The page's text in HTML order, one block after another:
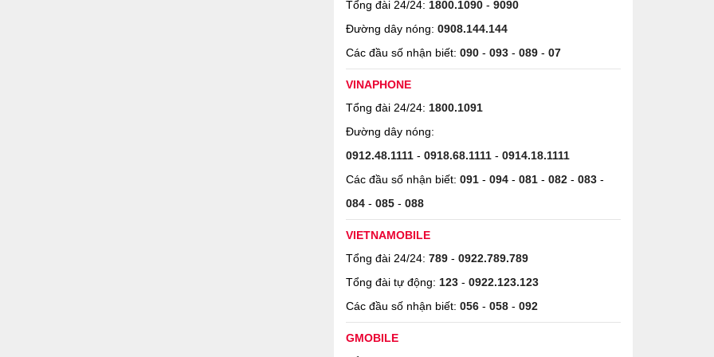
Tổng đài 24/24: 1800.1090 - 9090
Đường dây nóng: 0908.144.144
Các đầu số nhận biết: 090 - 093 - 089 - 07
VINAPHONE
Tổng đài 24/24: 1800.1091
Đường dây nóng:
0912.48.1111 - 0918.68.1111 - 0914.18.1111
Các đầu số nhận biết: 091 - 094 - 081 - 082 - 083 -
084 - 085 - 088
VIETNAMOBILE
Tổng đài 24/24: 789 - 0922.789.789
Tổng đài tự động: 123 - 0922.123.123
Các đầu số nhận biết: 056 - 058 - 092
GMOBILE